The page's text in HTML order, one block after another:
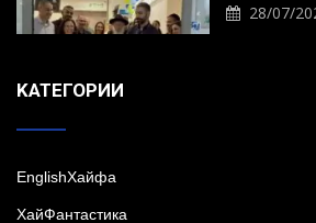
28/07/
KАТЕГОРИИ
EnglishХайфа
XайФантастика